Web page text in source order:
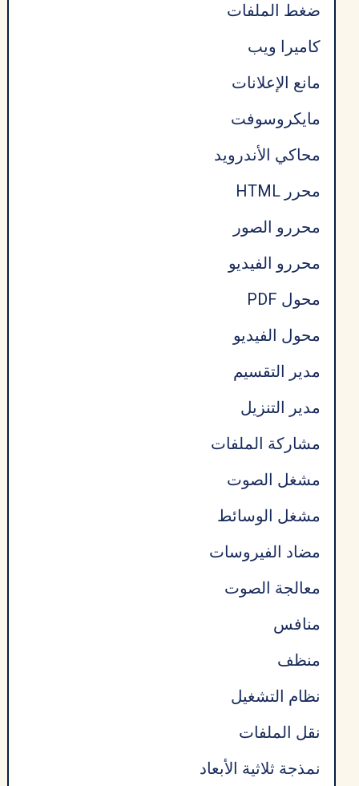
ضغط الملفات
كاميرا ويب
مانع الإعلانات
مايكروسوفت
محاكي الأندرويد
محرر HTML
محررو الصور
محررو الفيديو
محول PDF
محول الفيديو
مدير التقسيم
مدير التنزيل
مشاركة الملفات
مشغل الصوت
مشغل الوسائط
مضاد الفيروسات
معالجة الصوت
منافس
منظف
نظام التشغيل
نقل الملفات
نمذجة ثلاثية الأبعاد